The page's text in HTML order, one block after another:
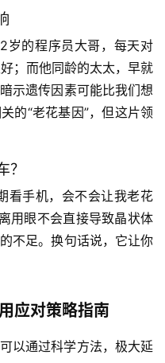
岁的程序员大哥，每天对
；而他同龄的太太，早就
示遗传因素可能比我们想
的“老花基因”，但这片领
？
看手机，会不会让我老花
用眼不会直接导致晶状体
不足。换句话说，它让你
应对策略指南
以通过科学方法，极大延